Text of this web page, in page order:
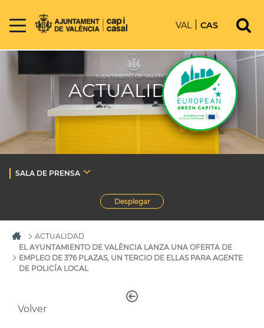
VAL CAS
ACTUALIDAD
SALA DE PRENSA
Desplegar
ACTUALIDAD
EL AYUNTAMIENTO DE VALÈNCIA LANZA UNA OFERTA DE
EMPLEO DE 376 PLAZAS, UN TERCIO DE ELLAS PARA AGENTE
DE POLICÍA LOCAL
Volver